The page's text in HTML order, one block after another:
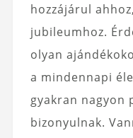
hozzájárul
jubileumhoz.
olyan
a mindennapi
gyakran nagyon
bizonyulnak.